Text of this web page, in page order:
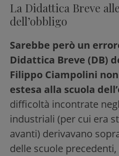
La Didattica Breve
dell’obbligo
Sarebbe però un
Didattica Breve (DB)
Filippo Ciampolini
estesa alla scuola
difficoltà incontrate
industriali (per cui era
avanti) derivavano
delle scuole